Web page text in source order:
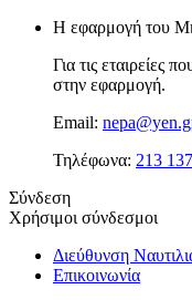
Η εφαρμογή του
Για τις εταιρείες
στην εφαρμογή.
Email:
Τηλέφωνα: 213
Σύνδεση
Χρήσιμοι σύνδεσμοι
Διεύθυνση
Επικοινωνία